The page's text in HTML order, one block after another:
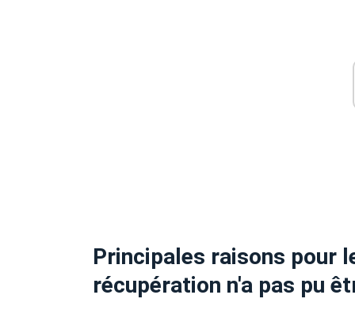
Principales raisons pour
récupération n'a pas pu